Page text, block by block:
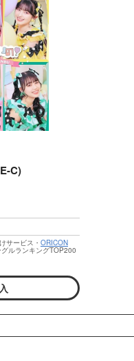
C)
サービス・ ORICON
ルランキングTOP200